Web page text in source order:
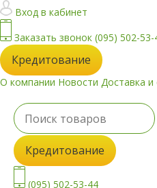
Вход в кабинет
Заказать звонок (095) 502-53-
Кредитование
О компании Новости Доставка и
Кредитование
(095) 502-53-44